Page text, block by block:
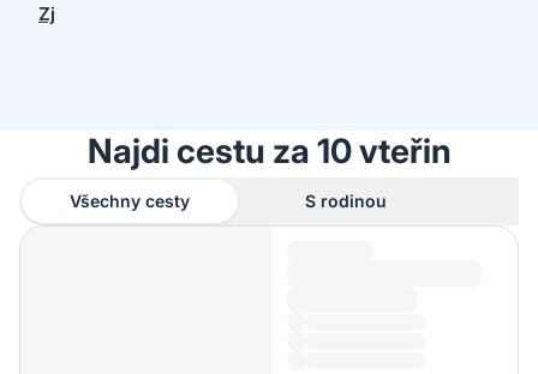
Zjistit,
Najdi cestu za 10 vteřin
Všechny cesty S rodinou